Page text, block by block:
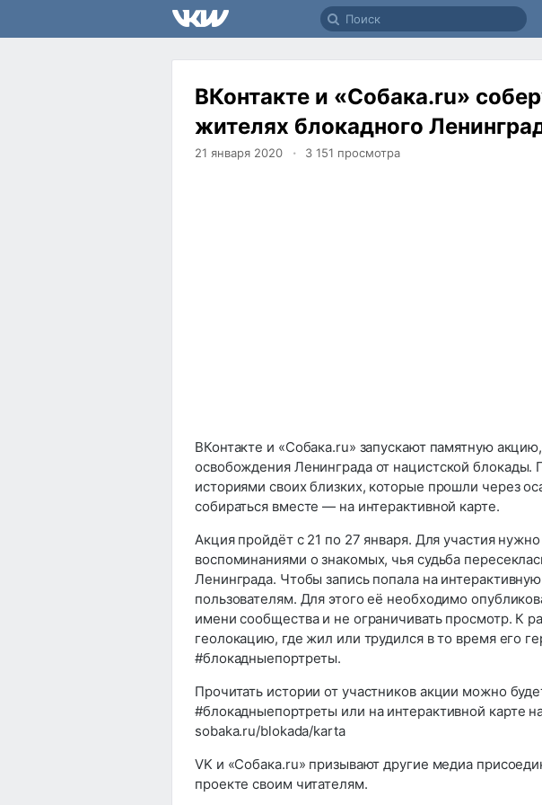
ВКонтакте и «Собака.ru»
жителях блокадного
21 января 2020 3 151 просмотра
ВКонтакте и «Собака.ru» запускают памятную
освобождения Ленинграда от нацистской блокады.
историями своих близких, которые прошли через
собираться вместе — на интерактивной карте.
Акция пройдёт с 21 по 27 января. Для участия
воспоминаниями о знакомых, чья судьба
Ленинграда. Чтобы запись попала на
пользователям. Для этого её необходимо
имени сообщества и не ограничивать просмотр. К
геолокацию, где жил или трудился в то время его
#блокадныепортреты.
Прочитать истории от участников акции можно
#блокадныепортреты или на интерактивной карте
sobaka.ru/blokada/karta
VK и «Собака.ru» призывают другие медиа
проекте своим читателям.